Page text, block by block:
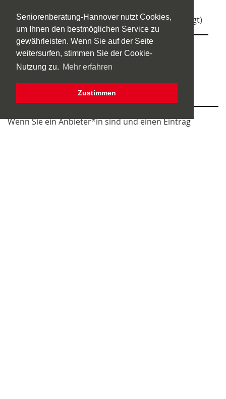
Seniorenberatung-Hannover nutzt Cookies,
um Ihnen den bestmöglichen Service zu
gewährleisten. Wenn Sie auf der Seite
weitersurfen, stimmen Sie der Cookie-
Nutzung zu. Mehr erfahren
Zustimmen
Bürgertelefon: 0511 168-46406 (Termin benötigt)
Träger der Einrichtung:
hanova WOHNEN GmbH
Wenn Sie ein Anbieter*in sind und einen Eintrag